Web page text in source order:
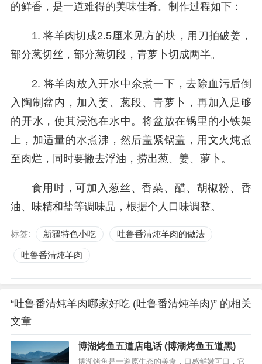
的鲜香，是一道难得的美味佳肴。制作过程如下：
1. 将羊肉切成2.5厘米见方的块，用刀拍破姜，
部分葱切丝，部分葱切段，青萝卜切成两半。
2. 将羊肉放入开水中氽煮一下，去除血污后倒
入陶制盆内，加入姜、葱段、青萝卜，再加入足够
的开水，使其浸泡在水中。将盆放在锅里的小铁架
上，加适量的水煮沸，然后盖紧锅盖，用文火炖煮
至肉烂，同时要撇去浮油，捞出葱、姜、萝卜。
食用时，可加入葱丝、香菜、醋、胡椒粉、香
油、味精和盐等调味品，根据个人口味调整。
标签: 新疆特色小吃 吐鲁番清炖羊肉的做法
吐鲁番清炖羊肉
“吐鲁番清炖羊肉哪家好吃 (吐鲁番清炖羊肉)” 的相关
文章
博湖烤鱼五道店电话 (博湖烤鱼五道黑)
博湖烤鱼是一道原生态的美食，口感鲜嫩可口，它